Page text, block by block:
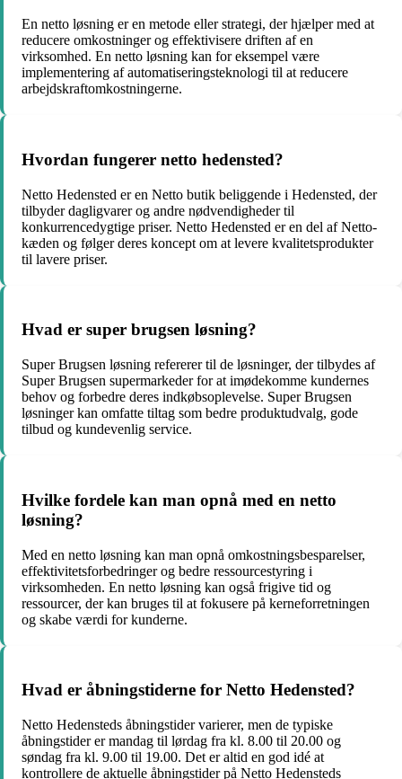
En netto løsning er en metode eller strategi, der hjælper med at
reducere omkostninger og effektivisere driften af en
virksomhed. En netto løsning kan for eksempel være
implementering af automatiseringsteknologi til at reducere
arbejdskraftomkostningerne.
Hvordan fungerer netto hedensted?
Netto Hedensted er en Netto butik beliggende i Hedensted, der
tilbyder dagligvarer og andre nødvendigheder til
konkurrencedygtige priser. Netto Hedensted er en del af Netto-
kæden og følger deres koncept om at levere kvalitetsprodukter
til lavere priser.
Hvad er super brugsen løsning?
Super Brugsen løsning refererer til de løsninger, der tilbydes af
Super Brugsen supermarkeder for at imødekomme kundernes
behov og forbedre deres indkøbsoplevelse. Super Brugsen
løsninger kan omfatte tiltag som bedre produktudvalg, gode
tilbud og kundevenlig service.
Hvilke fordele kan man opnå med en netto
løsning?
Med en netto løsning kan man opnå omkostningsbesparelser,
effektivitetsforbedringer og bedre ressourcestyring i
virksomheden. En netto løsning kan også frigive tid og
ressourcer, der kan bruges til at fokusere på kerneforretningen
og skabe værdi for kunderne.
Hvad er åbningstiderne for Netto Hedensted?
Netto Hedensteds åbningstider varierer, men de typiske
åbningstider er mandag til lørdag fra kl. 8.00 til 20.00 og
søndag fra kl. 9.00 til 19.00. Det er altid en god idé at
kontrollere de aktuelle åbningstider på Netto Hedensteds